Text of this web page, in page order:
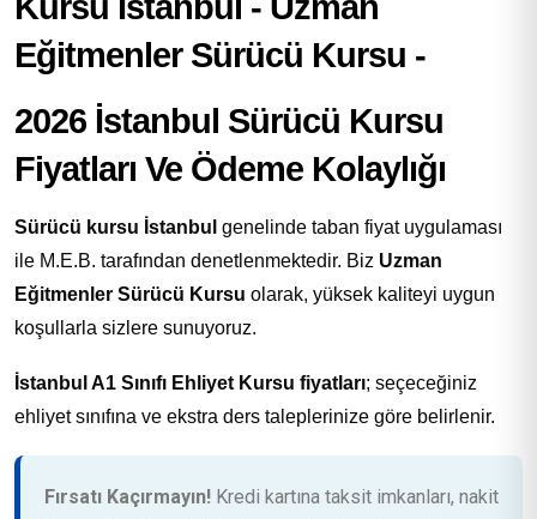
2026 İstanbul Sürücü Kursu
Fiyatları Ve Ödeme Kolaylığı
Sürücü kursu İstanbul genelinde taban fiyat uygulaması
ile M.E.B. tarafından denetlenmektedir. Biz Uzman
Eğitmenler Sürücü Kursu olarak, yüksek kaliteyi uygun
koşullarla sizlere sunuyoruz.
İstanbul A1 Sınıfı Ehliyet Kursu fiyatları; seçeceğiniz
ehliyet sınıfına ve ekstra ders taleplerinize göre belirlenir.
Fırsatı Kaçırmayın! Kredi kartına taksit imkanları, nakit